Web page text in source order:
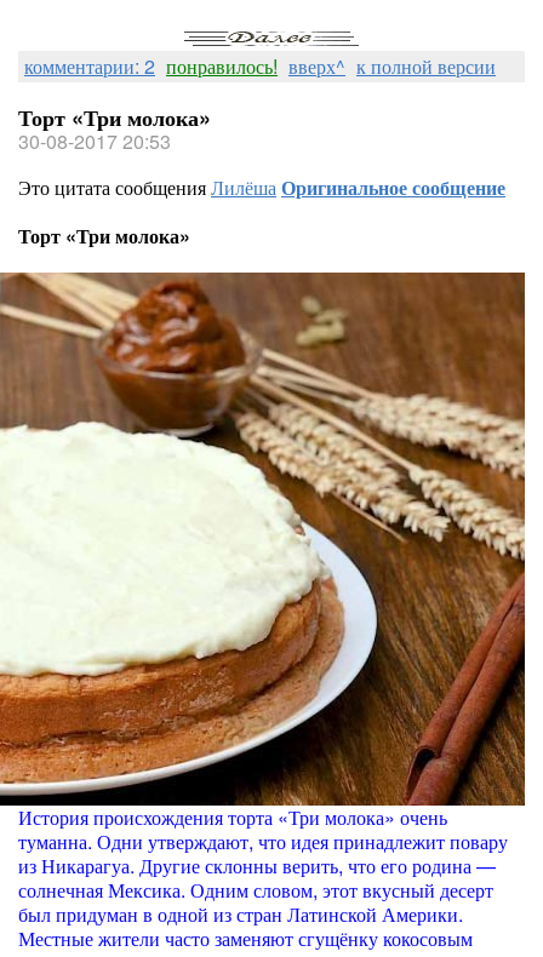
комментарии: 2 понравилось! вверх^ к полной версии
Торт «Три молока»
30-08-2017 20:53
Это цитата сообщенияЛилёшаОригинальное сообщение
Торт «Три молока»
История происхождения торта «Три молока» очень
туманна. Одни утверждают, что идея принадлежит повару
из Никарагуа. Другие склонны верить, что его родина —
солнечная Мексика. Одним словом, этот вкусный десерт
был придуман в одной из стран Латинской Америки.
Местные жители часто заменяют сгущёнку кокосовым